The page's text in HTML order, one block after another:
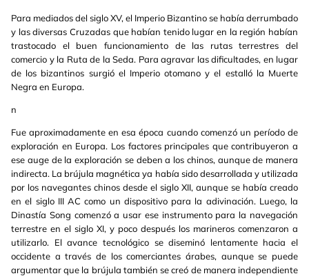
Para mediados del siglo XV, el Imperio Bizantino se había derrumbado
y las diversas Cruzadas que habían tenido lugar en la región habían
trastocado el buen funcionamiento de las rutas terrestres del
comercio y la Ruta de la Seda. Para agravar las dificultades, en lugar
de los bizantinos surgió el Imperio otomano y el estalló la Muerte
Negra en Europa.
n
Fue aproximadamente en esa época cuando comenzó un período de
exploración en Europa. Los factores principales que contribuyeron a
ese auge de la exploración se deben a los chinos, aunque de manera
indirecta. La brújula magnética ya había sido desarrollada y utilizada
por los navegantes chinos desde el siglo XII, aunque se había creado
en el siglo III AC como un dispositivo para la adivinación. Luego, la
Dinastía Song comenzó a usar ese instrumento para la navegación
terrestre en el siglo XI, y poco después los marineros comenzaron a
utilizarlo. El avance tecnológico se diseminó lentamente hacia el
occidente a través de los comerciantes árabes, aunque se puede
argumentar que la brújula también se creó de manera independiente